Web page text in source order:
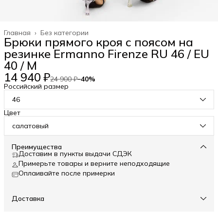
Без категории
Главная ›
Брюки прямого кроя с поясом на
резинке Ermanno Firenze RU 46 / EU
40 / M
14 940 ₽24 900 ₽−40%
Российский размер
46
Цвет
салатовый
Преимущества
Доставим в пункты выдачи СДЭК
Примерьте товары и верните неподходящие
Оплаивайте после примерки
Доставка